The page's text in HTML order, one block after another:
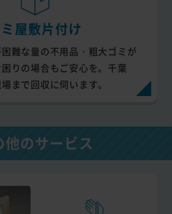
屋敷片付け
難な量の不用品・粗大ゴミが
りの場合もご安心を。千葉
まで回収に伺います。
他のサービス